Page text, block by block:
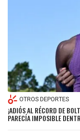
OTROS DEPORTES
¡ADIÓS AL RÉCORD DE
PARECÍA IMPOSIBLE